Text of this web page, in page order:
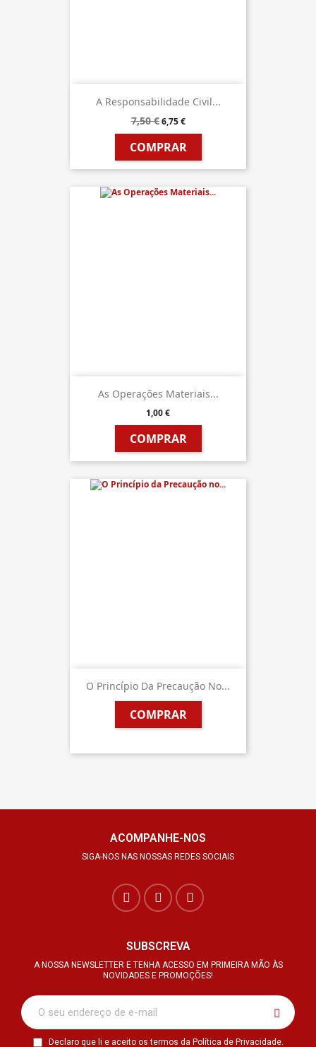
A Responsabilidade Civil...
7,50 € 6,75 €
COMPRAR
As Operações Materiais...
1,00 €
COMPRAR
O Princípio Da Precaução No...
COMPRAR
ACOMPANHE-NOS
SIGA-NOS NAS NOSSAS REDES SOCIAIS
SUBSCREVA
A NOSSA NEWSLETTER E TENHA ACESSO EM PRIMEIRA MÃO ÀS
NOVIDADES E PROMOÇÕES!
Declaro que li e aceito os termos da Política de Privacidade.